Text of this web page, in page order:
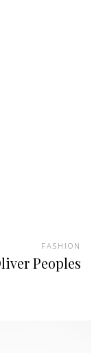
FASHION
Peoples